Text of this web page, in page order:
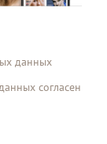
данных
согласен